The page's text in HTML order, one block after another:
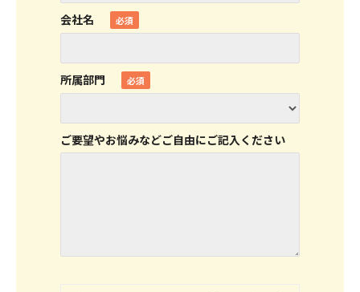
会社名
所属部門
ご要望やお悩みなどご自由にご記入ください